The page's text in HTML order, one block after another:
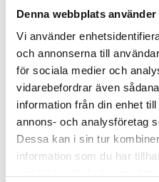
Denna webbplats
Vi använder
och annonserna till
för sociala medier och
vidarebefordrar även
information från din enhet
annons- och analysföretag
Dessa kan i sin tur
information som du har